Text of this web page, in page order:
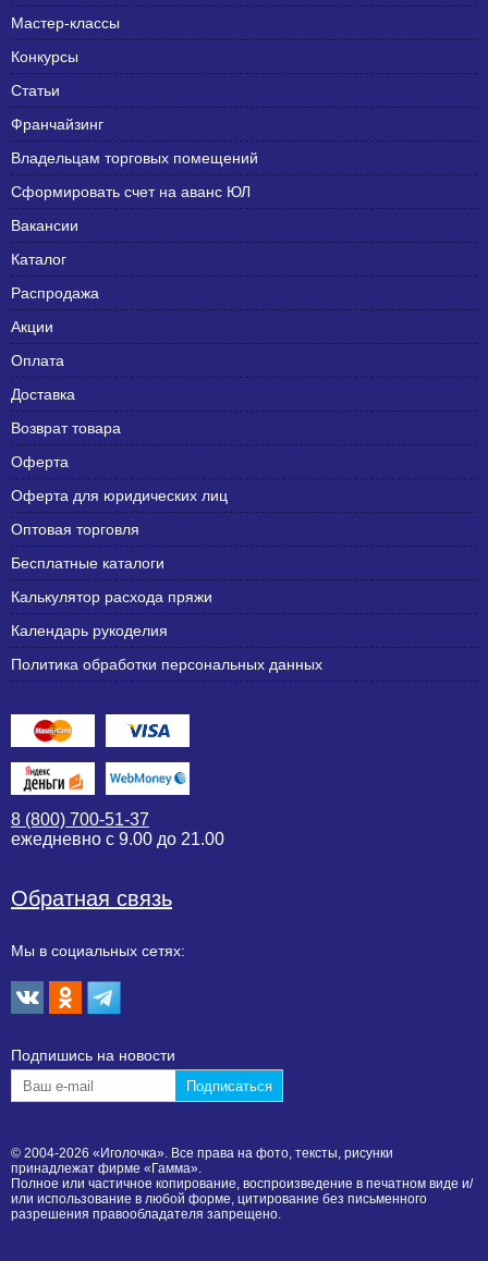
Мастер-классы
Конкурсы
Статьи
Франчайзинг
Владельцам торговых помещений
Сформировать счет на аванс ЮЛ
Вакансии
Каталог
Распродажа
Акции
Оплата
Доставка
Возврат товара
Оферта
Оферта для юридических лиц
Оптовая торговля
Бесплатные каталоги
Калькулятор расхода пряжи
Календарь рукоделия
Политика обработки персональных данных
8 (800) 700-51-37
ежедневно с 9.00 до 21.00
Обратная связь
Мы в социальных сетях:
Подпишиcь на новости
© 2004-2026 «Иголочка». Все права на фото, тексты, рисунки
принадлежат фирме «Гамма».
Полное или частичное копирование, воспроизведение в печатном виде и/
или использование в любой форме, цитирование без письменного
разрешения правообладателя запрещено.